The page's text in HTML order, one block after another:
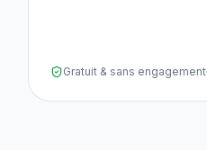
Gratuit & sans engagement